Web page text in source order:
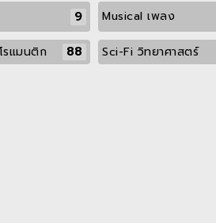
9 Musical เพลง
รแมนติก 88 Sci-Fi วิทยาศาสตร์